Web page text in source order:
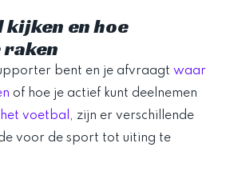
kijken en hoe
bent en je afvraagt waar
of hoe je actief kunt deelnemen
voetbal , zijn er verschillende
voor de sport tot uiting te